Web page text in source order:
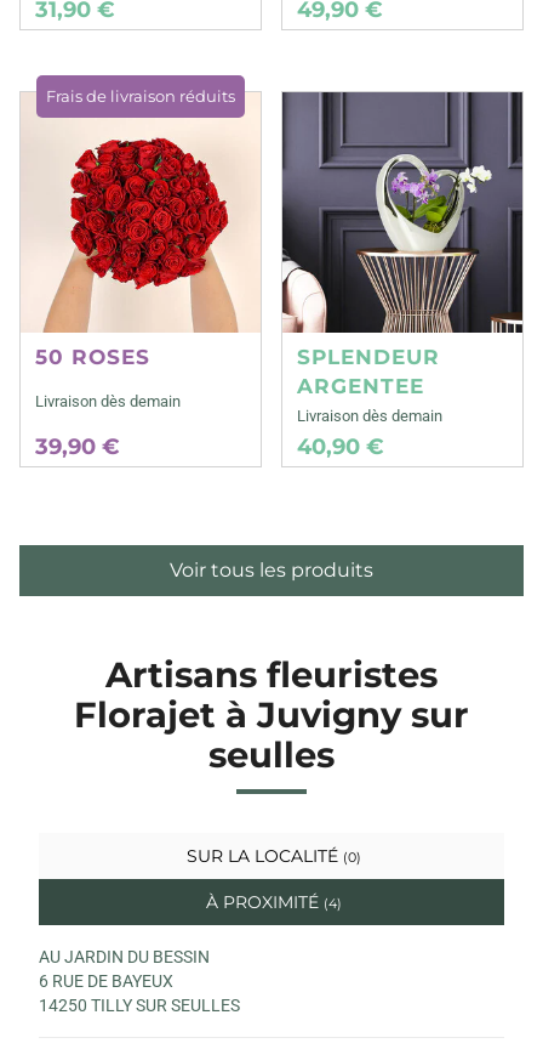
31,90 € 49,90 €
Frais de livraison réduits
50 ROSES
Livraison dès demain
39,90 €
SPLENDEUR
ARGENTEE
Livraison dès demain
40,90 €
Voir tous les produits
Artisans fleuristes
Florajet à Juvigny sur
seulles
SUR LA LOCALITÉ (0)
À PROXIMITÉ (4)
AU JARDIN DU BESSIN
6 RUE DE BAYEUX
14250 TILLY SUR SEULLES